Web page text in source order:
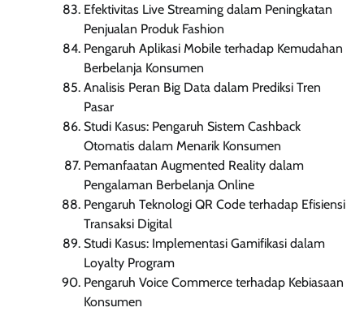
Efektivitas Live Streaming dalam Peningkatan
Penjualan Produk Fashion
Pengaruh Aplikasi Mobile terhadap Kemudahan
Berbelanja Konsumen
Analisis Peran Big Data dalam Prediksi Tren
Pasar
Studi Kasus: Pengaruh Sistem Cashback
Otomatis dalam Menarik Konsumen
Pemanfaatan Augmented Reality dalam
Pengalaman Berbelanja Online
Pengaruh Teknologi QR Code terhadap Efisiensi
Transaksi Digital
Studi Kasus: Implementasi Gamifikasi dalam
Loyalty Program
Pengaruh Voice Commerce terhadap Kebiasaan
Konsumen